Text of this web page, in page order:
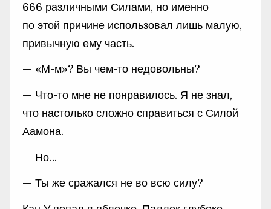
666 различными Силами, но именно
по этой причине использовал лишь малую,
привычную ему часть.
— «М-м»? Вы чем-то недовольны?
— Что-то мне не понравилось. Я не знал,
что настолько сложно справиться с Силой
Аамона.
— Но…
— Ты же сражался не во всю силу?